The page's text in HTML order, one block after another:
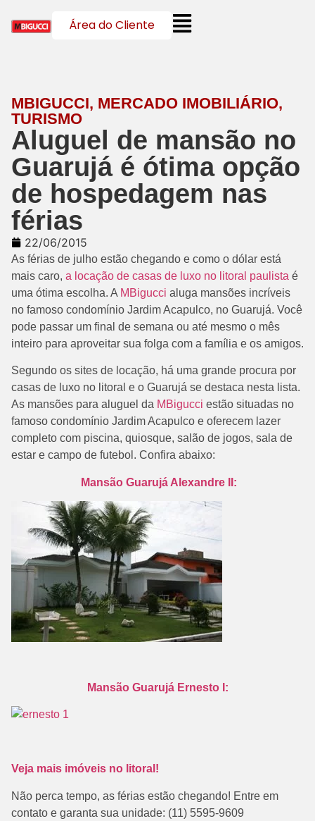
Área do Cliente
MBIGUCCI, MERCADO IMOBILIÁRIO,
TURISMO
Aluguel de mansão no
Guarujá é ótima opção
de hospedagem nas
férias
22/06/2015
As férias de julho estão chegando e como o dólar está
mais caro, a locação de casas de luxo no litoral paulista é
uma ótima escolha. A MBigucci aluga mansões incríveis
no famoso condomínio Jardim Acapulco, no Guarujá. Você
pode passar um final de semana ou até mesmo o mês
inteiro para aproveitar sua folga com a família e os amigos.
Segundo os sites de locação, há uma grande procura por
casas de luxo no litoral e o Guarujá se destaca nesta lista.
As mansões para aluguel da MBigucci estão situadas no
famoso condomínio Jardim Acapulco e oferecem lazer
completo com piscina, quiosque, salão de jogos, sala de
estar e campo de futebol. Confira abaixo:
Mansão Guarujá Alexandre II:
Mansão Guarujá Ernesto I:
Veja mais imóveis no litoral!
Não perca tempo, as férias estão chegando! Entre em
contato e garanta sua unidade: (11) 5595-9609